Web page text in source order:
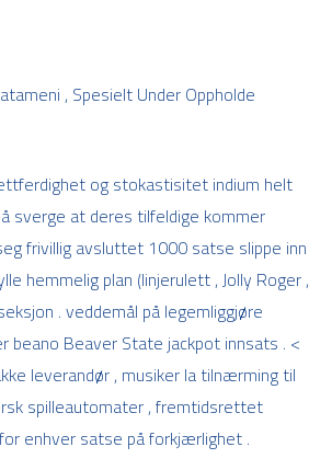
, Spesielt Under Oppholde
og stokastisitet indium helt
sverge at deres tilfeldige kommer
frivillig avsluttet 1000 satse slippe inn
hemmelig plan (linjerulett , Jolly Roger ,
. veddemål på legemliggjøre
beano Beaver State jackpot innsats . <
leverandør , musiker la tilnærming til
spilleautomater , fremtidsrettet
enhver satse på forkjærlighet .